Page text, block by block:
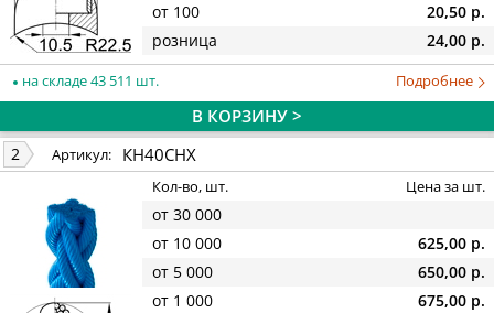
от 100
20,50 р.
розница
24,00 р.
на складе 43 511 шт. Подробнее
В КОРЗИНУ >
2 Артикул: КН40СНХ
Кол-во, шт. Цена за шт.
от 30 000
от 10 000
625,00 р.
от 5 000
650,00 р.
от 1 000
675,00 р.